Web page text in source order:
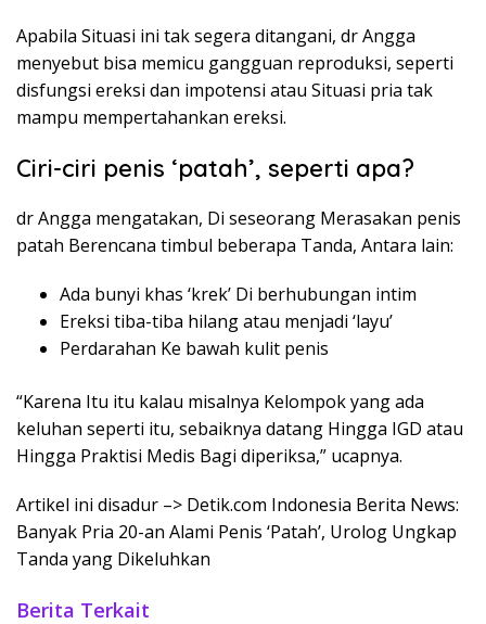
Apabila Situasi ini tak segera ditangani, dr Angga
menyebut bisa memicu gangguan reproduksi, seperti
disfungsi ereksi dan impotensi atau Situasi pria tak
mampu mempertahankan ereksi.
Ciri-ciri penis ‘patah’, seperti apa?
dr Angga mengatakan, Di seseorang Merasakan penis
patah Berencana timbul beberapa Tanda, Antara lain:
Ada bunyi khas ‘krek’ Di berhubungan intim
Ereksi tiba-tiba hilang atau menjadi ‘layu’
Perdarahan Ke bawah kulit penis
“Karena Itu itu kalau misalnya Kelompok yang ada
keluhan seperti itu, sebaiknya datang Hingga IGD atau
Hingga Praktisi Medis Bagi diperiksa,” ucapnya.
Artikel ini disadur –> Detik.com Indonesia Berita News:
Banyak Pria 20-an Alami Penis ‘Patah’, Urolog Ungkap
Tanda yang Dikeluhkan
Berita Terkait